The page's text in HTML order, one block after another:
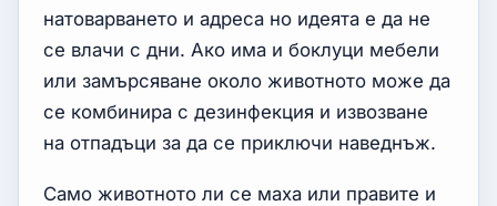
натоварването и адреса но идеята е да не
се влачи с дни. Ако има и боклуци мебели
или замърсяване около животното може да
се комбинира с дезинфекция и извозване
на отпадъци за да се приключи наведнъж.
Само животното ли се маха или правите и